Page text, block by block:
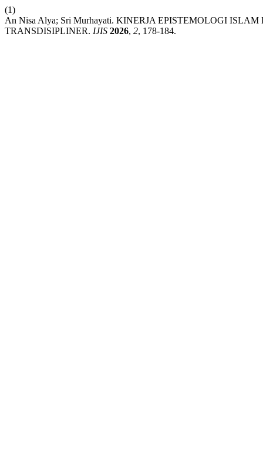
(1)
An Nisa Alya; Sri Murhayati. KINERJA EPISTEMOLOGI
TRANSDISIPLINER. IJIS 2026, 2, 178-184.